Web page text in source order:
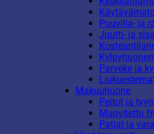
Puuvilla- ja
Juutti- ja
Parveke ja
Makuuhuone
Peitot ja
Muovitettu
Patjat ja